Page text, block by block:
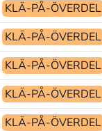
KLÄ-PÅ-ÖVERDEL
KLÄ-PÅ-ÖVERDEL
KLÄ-PÅ-ÖVERDEL
KLÄ-PÅ-ÖVERDEL
KLÄ-PÅ-ÖVERDEL